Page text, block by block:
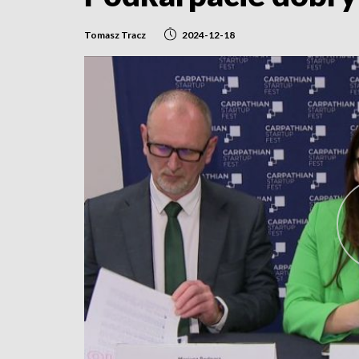
Tomasz Tracz 2024-12-18